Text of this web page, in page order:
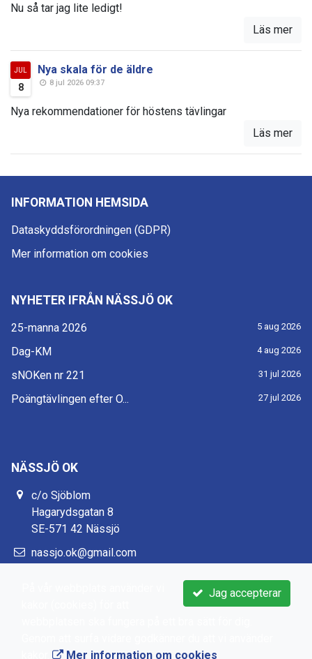
Nu så tar jag lite ledigt!
Läs mer
JUL
8
Nya skala för de äldre
8 jul 2026 09:37
Nya rekommendationer för höstens tävlingar
Läs mer
INFORMATION HEMSIDA
Dataskyddsförordningen (GDPR)
Mer information om cookies
NYHETER IFRÅN NÄSSJÖ OK
25-manna 2026 5 aug 2026
Dag-KM 4 aug 2026
sNOKen nr 221 31 jul 2026
Poängtävlingen efter O... 27 jul 2026
NÄSSJÖ OK
c/o Sjöblom
Hagarydsgatan 8
SE-571 42 Nässjö
nassjo.ok@gmail.com
Jag accepterar
Mer information om cookies